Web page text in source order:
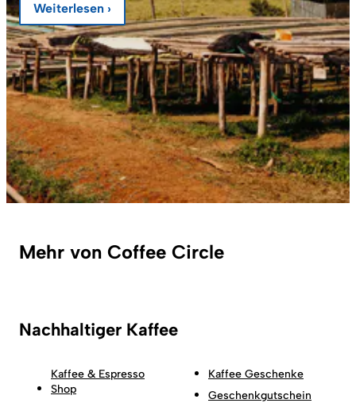
Weiterlesen ›
Mehr von Coffee Circle
Nachhaltiger Kaffee
Kaffee & Espresso
Shop
Kaffee Geschenke
Geschenkgutschein